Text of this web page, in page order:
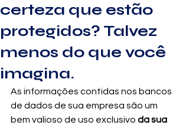
certeza que estão
protegidos? Talvez
menos do que você
imagina.
As informações contidas nos bancos
de dados de sua empresa são um
bem valioso de uso exclusivo da sua